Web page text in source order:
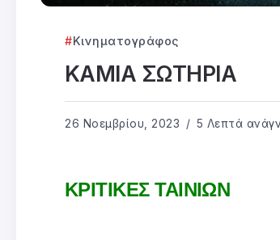
Κινηματογράφος
ΚΑΜΙΑ ΣΩΤΗΡΙΑ
26 Νοεμβρίου, 2023 5 Λεπτά
ΚΡΙΤΙΚΕΣ ΤΑΙΝΙΩΝ